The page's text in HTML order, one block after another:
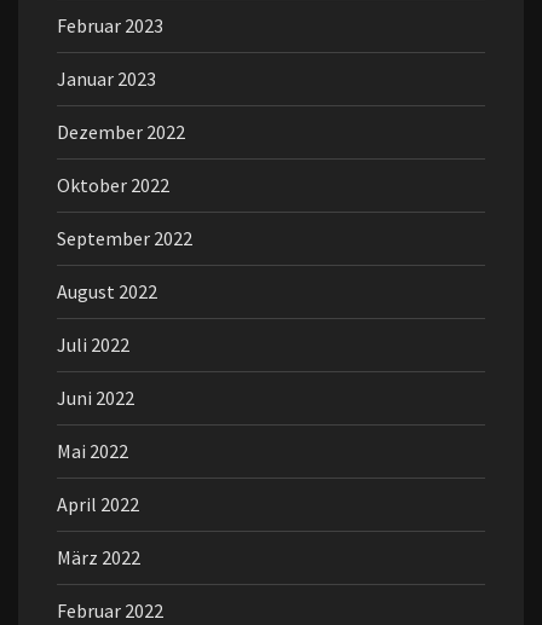
Februar 2023
Januar 2023
Dezember 2022
Oktober 2022
September 2022
August 2022
Juli 2022
Juni 2022
Mai 2022
April 2022
März 2022
Februar 2022